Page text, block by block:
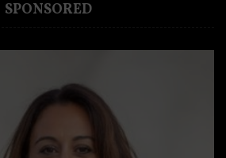
SPONSORED